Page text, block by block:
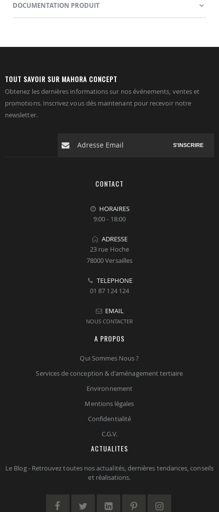
DOCUMENTATION PRODUIT
TOUT SAVOIR SUR MAHORA CONCEPT
Obtenez les dernières informations sur nos événements, ventes et
promotions. Inscrivez vous dés maintenant pour recevoir notre
newsletter.
S'INSCRIRE
CONTACT
HORAIRES
9:00 - 18:00
ADRESSE
23 rue Hoche
78000 Versailles
TELEPHONE
01 87 124 124
EMAIL
NOUS CONTACTER
A PROPOS
Qui Sommes Nous ?
Services de conception & d'aménagement tertiaire
Environnement
Mentions légales
Confidentialité
C.G.V.
ACTUALITES
Le Blog - Retrouvez toutes nos actualités, dernières tendances, conseils
et réalisations.